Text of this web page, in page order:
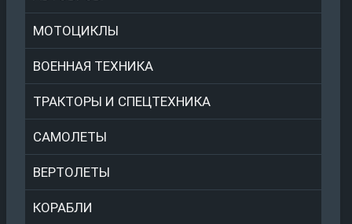
МОТОЦИКЛЫ
ВОЕННАЯ ТЕХНИКА
ТРАКТОРЫ И СПЕЦТЕХНИКА
САМОЛЕТЫ
ВЕРТОЛЕТЫ
КОРАБЛИ